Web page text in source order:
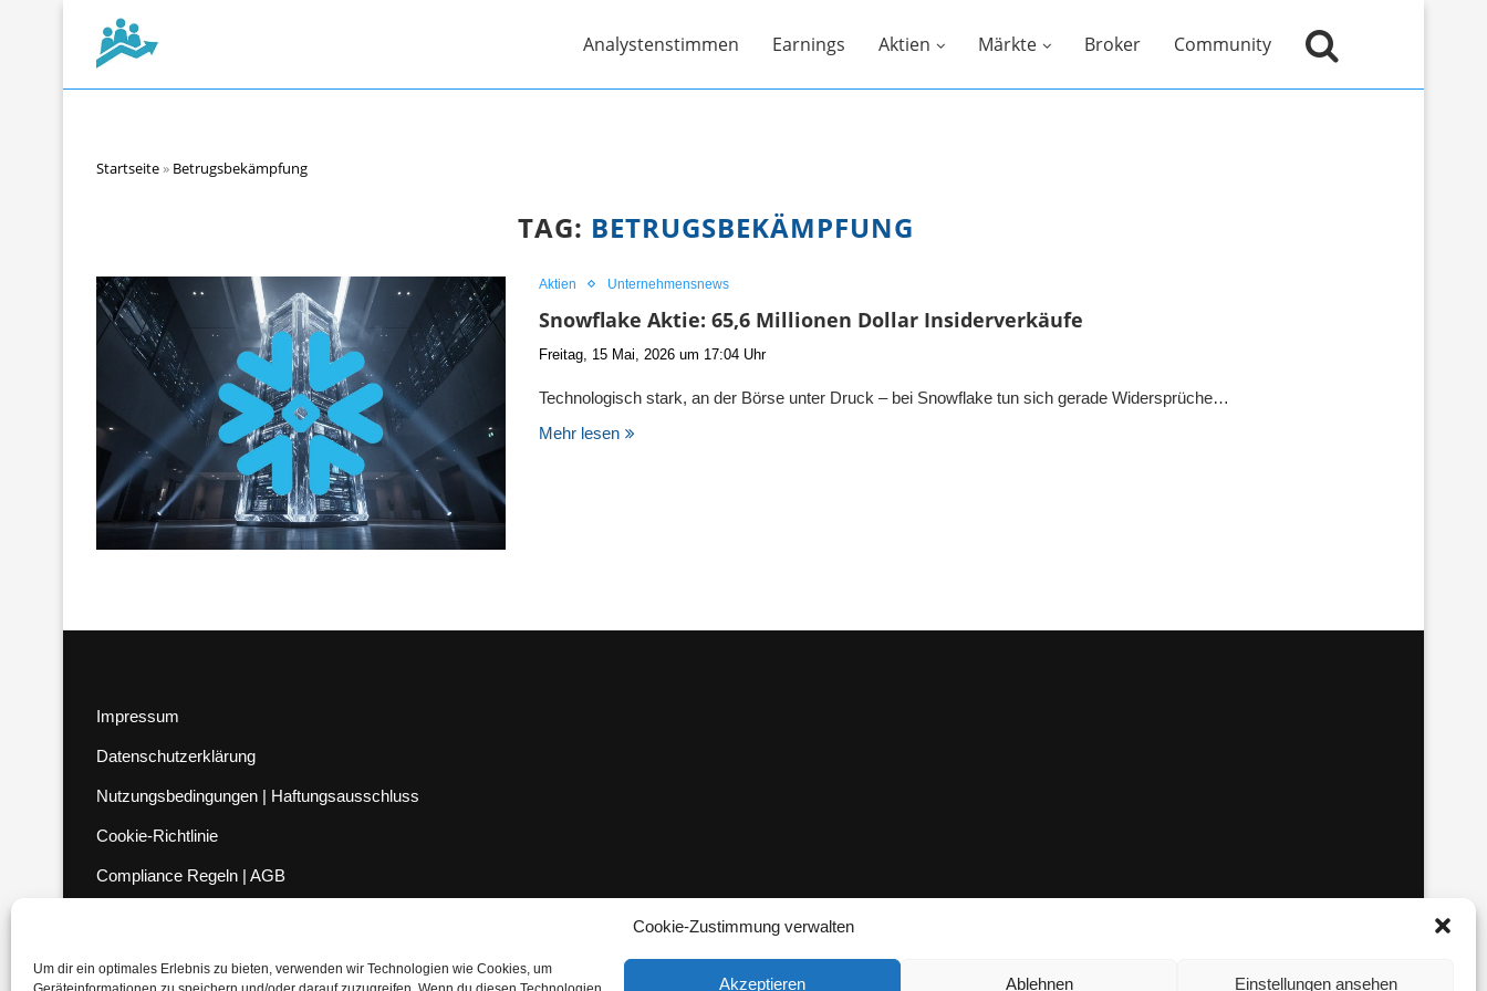
Cookie-Zustimmung verwalten
Um dir ein optimales Erlebnis zu bieten, verwenden wir Technologien wie Cookies, um
Akzeptieren Ablehnen Einstellungen ansehen
Analystenstimmen Earnings Aktien Märkte Broker Community
Startseite» Betrugsbekämpfung
TAG: BETRUGSBEKÄMPFUNG
Aktien Unternehmensnews
Snowflake Aktie: 65,6 Millionen Dollar Insiderverkäufe
Freitag, 15 Mai, 2026 um 17:04 Uhr
Technologisch stark, an der Börse unter Druck – bei Snowflake tun sich gerade Widersprüche…
Mehr lesen
Impressum
Datenschutzerklärung
Nutzungsbedingungen | Haftungsausschluss
Cookie-Richtlinie
Compliance Regeln | AGB